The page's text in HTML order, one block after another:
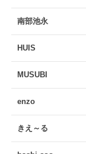
南部池永
HUIS
MUSUBI
enzo
きえ～る